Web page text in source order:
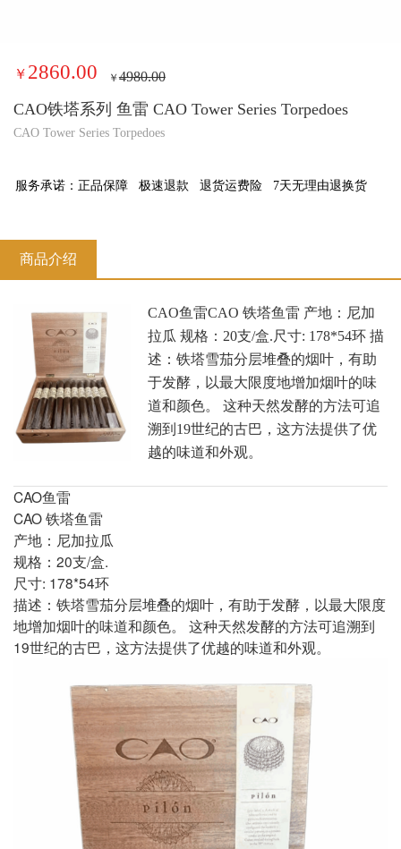
￥ 2860.00 ￥4980.00
CAO铁塔系列 鱼雷 CAO Tower Series Torpedoes
CAO Tower Series Torpedoes
服务承诺： 正品保障 极速退款 退货运费险 7天无理由退换货
商品介绍
CAO鱼雷CAO 铁塔鱼雷 产地：尼加
拉瓜 规格：20支/盒.尺寸: 178*54环 描
述：铁塔雪茄分层堆叠的烟叶，有助
于发酵，以最大限度地增加烟叶的味
道和颜色。 这种天然发酵的方法可追
溯到19世纪的古巴，这方法提供了优
越的味道和外观。
CAO鱼雷
CAO 铁塔鱼雷
产地：尼加拉瓜
规格：20支/盒.
尺寸: 178*54环
描述：铁塔雪茄分层堆叠的烟叶，有助于发酵，以最大限度
地增加烟叶的味道和颜色。 这种天然发酵的方法可追溯到
19世纪的古巴，这方法提供了优越的味道和外观。